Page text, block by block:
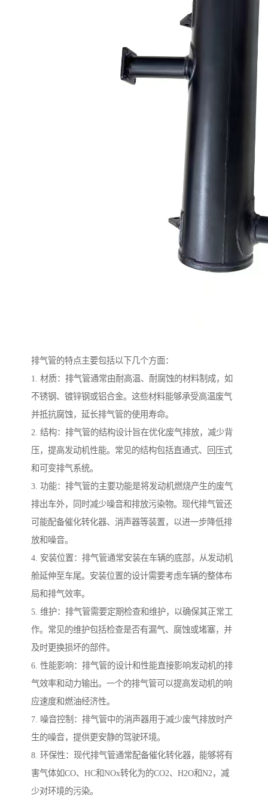
排气管的特点主要包括以下几个方面：
1. 材质：排气管通常由耐高温、耐腐蚀的材料制成，如
不锈钢、镀锌钢或铝合金。这些材料能够承受高温废气
并抵抗腐蚀，延长排气管的使用寿命。
2. 结构：排气管的结构设计旨在优化废气排放，减少背
压，提高发动机性能。常见的结构包括直通式、回压式
和可变排气系统。
3. 功能：排气管的主要功能是将发动机燃烧产生的废气
排出车外，同时减少噪音和排放污染物。现代排气管还
可能配备催化转化器、消声器等装置，以进一步降低排
放和噪音。
4. 安装位置：排气管通常安装在车辆的底部，从发动机
舱延伸至车尾。安装位置的设计需要考虑车辆的整体布
局和排气效率。
5. 维护：排气管需要定期检查和维护，以确保其正常工
作。常见的维护包括检查是否有漏气、腐蚀或堵塞，并
及时更换损坏的部件。
6. 性能影响：排气管的设计和性能直接影响发动机的排
气效率和动力输出。一个的排气管可以提高发动机的响
应速度和燃油经济性。
7. 噪音控制：排气管中的消声器用于减少废气排放时产
生的噪音，提供更安静的驾驶环境。
8. 环保性：现代排气管通常配备催化转化器，能够将有
害气体如CO、HC和NOx转化为的CO2、H2O和N2，减
少对环境的污染。